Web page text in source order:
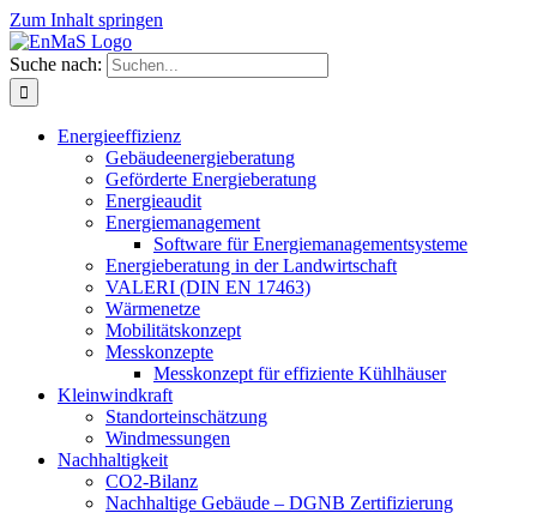
Zum Inhalt springen
Suche nach:
Energieeffizienz
Gebäudeenergieberatung
Geförderte Energieberatung
Energieaudit
Energiemanagement
Software für Energiemanagementsysteme
Energieberatung in der Landwirtschaft
VALERI (DIN EN 17463)
Wärmenetze
Mobilitätskonzept
Messkonzepte
Messkonzept für effiziente Kühlhäuser
Kleinwindkraft
Standorteinschätzung
Windmessungen
Nachhaltigkeit
CO2-Bilanz
Nachhaltige Gebäude – DGNB Zertifizierung